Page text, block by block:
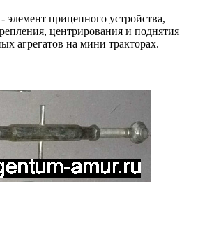
прицепного устройства,
центрирования и поднятия
агрегатов на мини тракторах.